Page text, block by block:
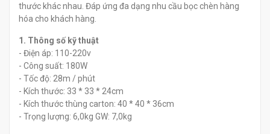
thước khác nhau. Đáp ứng đa dạng nhu cầu bọc chèn hàng
hóa cho khách hàng.
1. Thông số kỹ thuật
- Điện áp: 110-220v
- Công suất: 180W
- Tốc độ: 28m / phút
- Kích thước: 33 * 33 * 24cm
- Kích thước thùng carton: 40 * 40 * 36cm
- Trọng lượng: 6,0kg GW: 7,0kg